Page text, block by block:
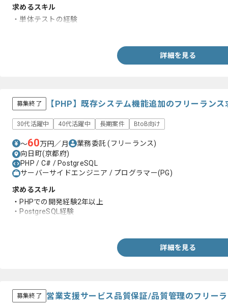
求めるスキル
・単体テストの経験
詳細を見る
募集終了 【PHP】既存システム機能追加のフリーラン
30代活躍中 40代活躍中 長期案件 BtoB向け
〜60万円／月 業務委託(フリーランス)
向日町(京都府)
PHP / C# / PostgreSQL
サーバーサイドエンジニア / プログラマー(PG)
求めるスキル
・PHPでの開発経験2年以上
・PostgreSQL経験
詳細を見る
募集終了 営業支援サービス品質保証/品質管理のフリー